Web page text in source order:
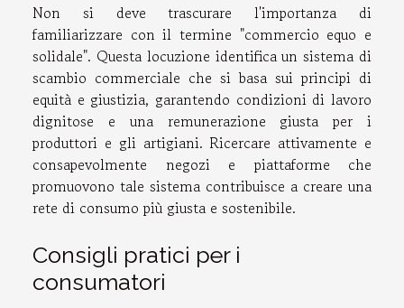
Non si deve trascurare l'importanza di
familiarizzare con il termine "commercio equo e
solidale". Questa locuzione identifica un sistema di
scambio commerciale che si basa sui principi di
equità e giustizia, garantendo condizioni di lavoro
dignitose e una remunerazione giusta per i
produttori e gli artigiani. Ricercare attivamente e
consapevolmente negozi e piattaforme che
promuovono tale sistema contribuisce a creare una
rete di consumo più giusta e sostenibile.
Consigli pratici per i
consumatori